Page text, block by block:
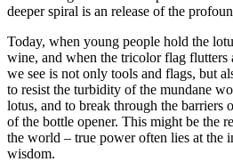
deeper spiral is an release of the
Today, when young people hold the
wine, and when the tricolor flag flutters
we see is not only tools and flags, but
to resist the turbidity of the mundane
lotus, and to break through the
of the bottle opener. This might be the
the world – true power often lies at the
wisdom.